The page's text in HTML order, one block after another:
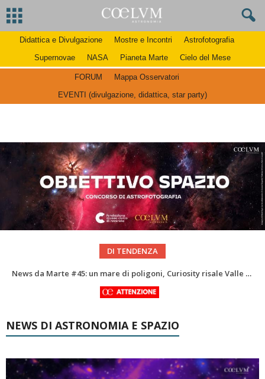
Didattica e Divulgazione Mostre e Incontri
Astrofotografia
Supernovae
NASA Pianeta Marte Cielo del Mese
FORUM
Mappa Osservatori
EVENTI (divulgazione, didattica, star party)
DI TENDENZA
LIFE Beyond EarthExploring Exoplanets and the Future of Italian Astrobiology
NEWS DI ASTRONOMIA E SPAZIO